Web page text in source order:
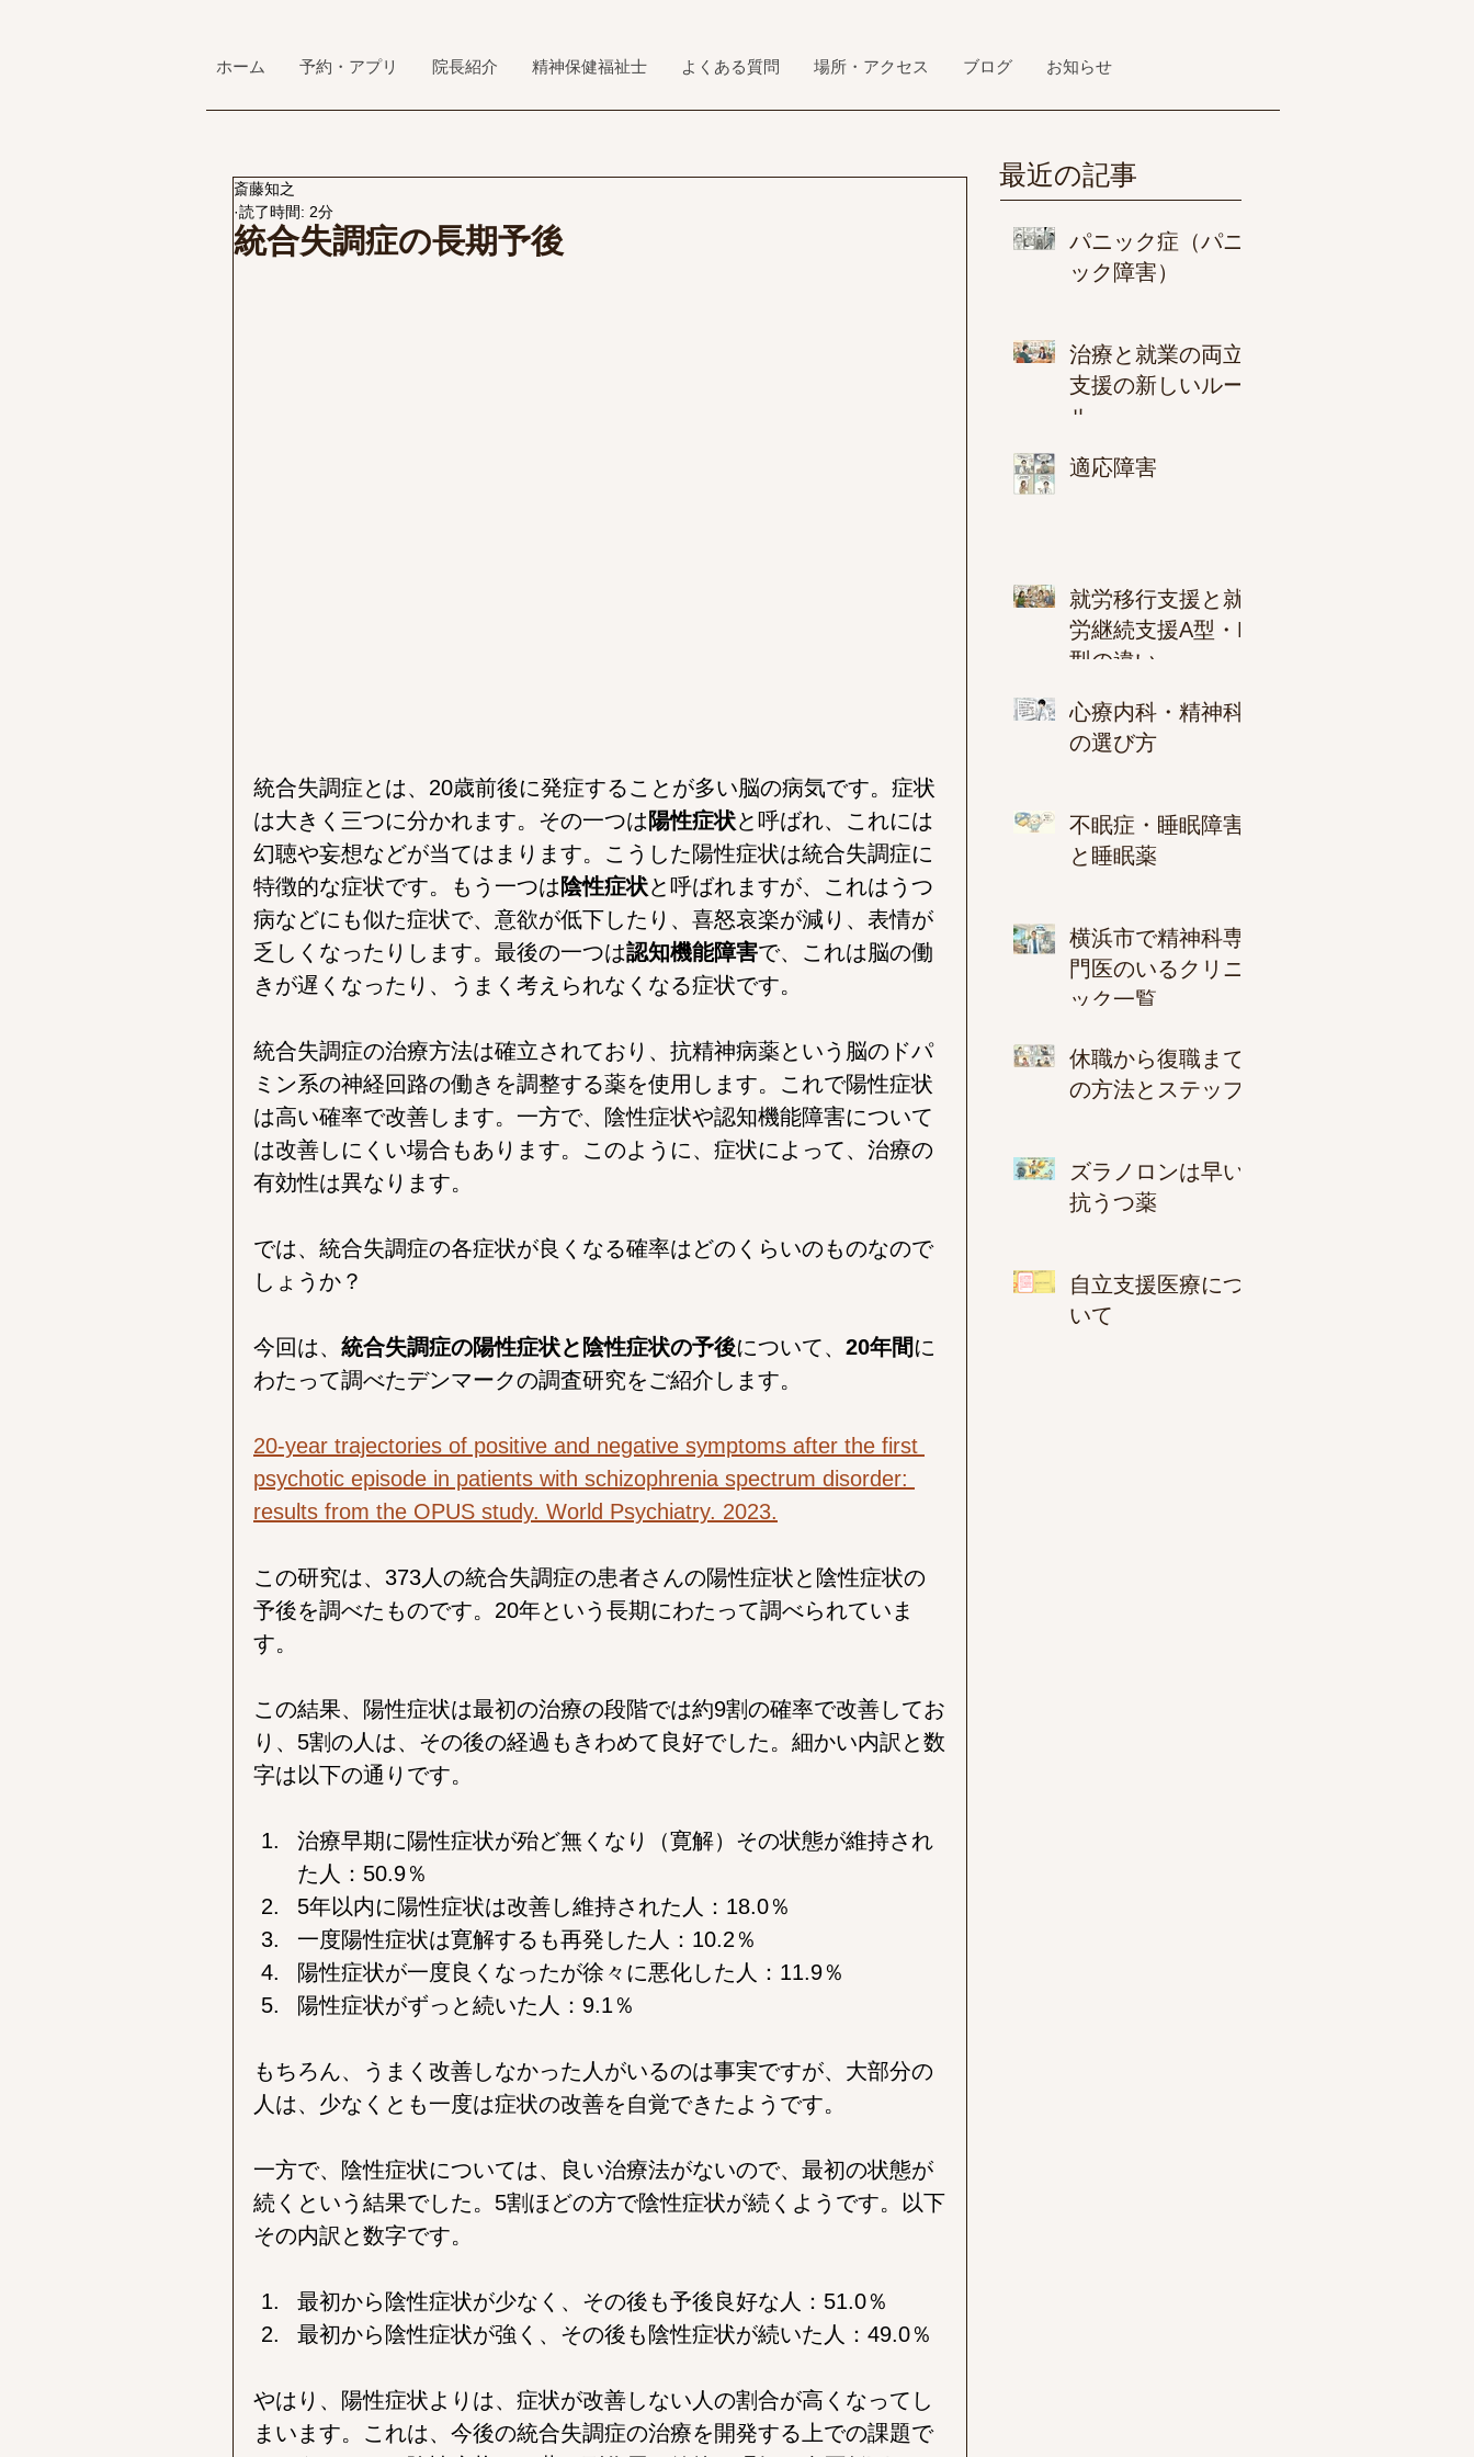
ホーム 予約・アプリ 院長紹介 精神保健福祉士 よくある質問 場所・アクセス ブログ お知らせ
統合失調症の長期予後
斎藤知之
読了時間: 2分
統合失調症とは、20歳前後に発症することが多い脳の病気です。症状
は大きく三つに分かれます。その一つは 陽性症状と呼ばれ、これには
幻聴や妄想などが当てはまります。こうした陽性症状は統合失調症に
特徴的な症状です。もう一つは 陰性症状と呼ばれますが、これはうつ
病などにも似た症状で、意欲が低下したり、喜怒哀楽が減り、表情が
乏しくなったりします。最後の一つは認知機能障害で、これは脳の働
きが遅くなったり、うまく考えられなくなる症状です。
統合失調症の治療方法は確立されており、抗精神病薬という脳のドパ
ミン系の神経回路の働きを調整する薬を使用します。これで陽性症状
は高い確率で改善します。一方で、陰性症状や認知機能障害について
は改善しにくい場合もあります。このように、症状によって、治療の
有効性は異なります。
では、統合失調症の各症状が良くなる確率はどのくらいのものなので
しょうか？
今回は、 統合失調症の陽性症状と陰性症状の予後について、 20年間 に
わたって調べたデンマークの調査研究をご紹介します。
20-year trajectories of positive and negative symptoms after the first
psychotic episode in patients with schizophrenia spectrum disorder:
results from the OPUS study. World Psychiatry. 2023.
この研究は、373人の統合失調症の患者さんの陽性症状と陰性症状の
予後を調べたものです。20年という長期にわたって調べられていま
す。
この結果、陽性症状は最初の治療の段階では約9割の確率で改善してお
り、5割の人は、その後の経過もきわめて良好でした。細かい内訳と数
字は以下の通りです。
治療早期に陽性症状が殆ど無くなり（寛解）その状態が維持され
た人：50.9％
5年以内に陽性症状は改善し維持された人：18.0％
一度陽性症状は寛解するも再発した人：10.2％
陽性症状が一度良くなったが徐々に悪化した人：11.9％
陽性症状がずっと続いた人：9.1％
もちろん、うまく改善しなかった人がいるのは事実ですが、大部分の
人は、少なくとも一度は症状の改善を自覚できたようです。
一方で、陰性症状については、良い治療法がないので、最初の状態が
続くという結果でした。5割ほどの方で陰性症状が続くようです。以下
その内訳と数字です。
最初から陰性症状が少なく、その後も予後良好な人：51.0％
最初から陰性症状が強く、その後も陰性症状が続いた人：49.0％
やはり、陽性症状よりは、症状が改善しない人の割合が高くなってし
まいます。これは、今後の統合失調症の治療を開発する上での課題で
最近の記事
パニック症（パニ
ック障害）
治療と就業の両立
支援の新しいルー
ル
適応障害
就労移行支援と就
労継続支援A型・B
型の違い
心療内科・精神科
の選び方
不眠症・睡眠障害
と睡眠薬
横浜市で精神科専
門医のいるクリニ
ック一覧
休職から復職まで
の方法とステップ
ズラノロンは早い
抗うつ薬
自立支援医療につ
いて